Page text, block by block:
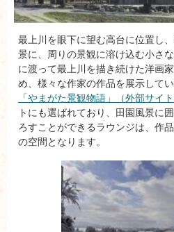
最上川を眼下に望む高台に位置し
景に、周りの景観に溶け込む小さ
に渡って最上川を描き続けた洋画
め、様々な作家の作品を展示してい
「やまがた景観物語」（外部サイト
トにも選ばれており、田園風景に
ろすことができるラウンジは、作
の空間となります。